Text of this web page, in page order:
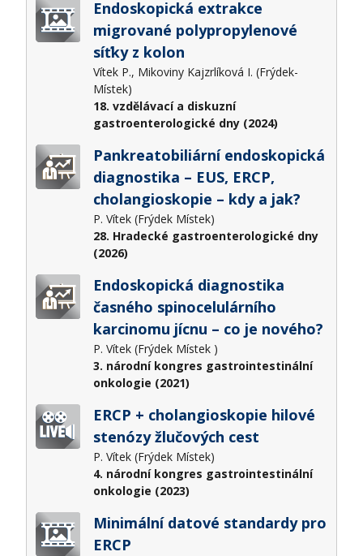
Endoskopická extrakce
migrované polypropylenové
síťky z kolon
Vítek P., Mikoviny Kajzrlíková I. (Frýdek-
Místek)
18. vzdělávací a diskuzní
gastroenterologické dny (2024)
Pankreatobiliární endoskopická
diagnostika – EUS, ERCP,
cholangioskopie – kdy a jak?
P. Vítek (Frýdek Místek)
28. Hradecké gastroenterologické dny
(2026)
Endoskopická diagnostika
časného spinocelulárního
karcinomu jícnu – co je nového?
P. Vítek (Frýdek Místek )
3. národní kongres gastrointestinální
onkologie (2021)
ERCP + cholangioskopie hilové
stenózy žlučových cest
P. Vítek (Frýdek Místek)
4. národní kongres gastrointestinální
onkologie (2023)
Minimální datové standardy pro
ERCP